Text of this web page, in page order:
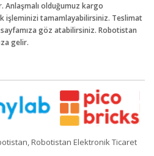
olduğumuz kargo
işleminizi tamamlayabilirsiniz. Teslimat
göz atabilirsiniz. Robotistan
gelir.
Robotistan Elektronik Ticaret